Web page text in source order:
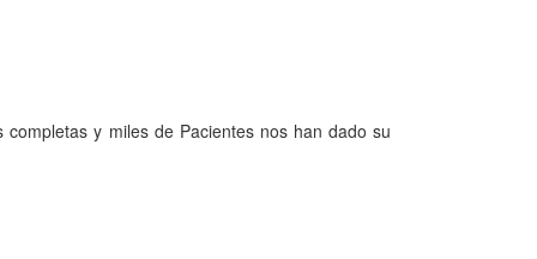
y miles de Pacientes nos han dado su